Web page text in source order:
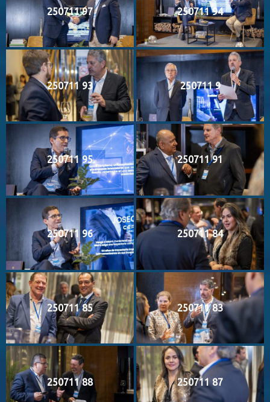
250711 97 250711 94
250711 93 250711 9
250711 95 250711 91
250711 96 250711 84
250711 85 250711 83
250711 88 250711 87